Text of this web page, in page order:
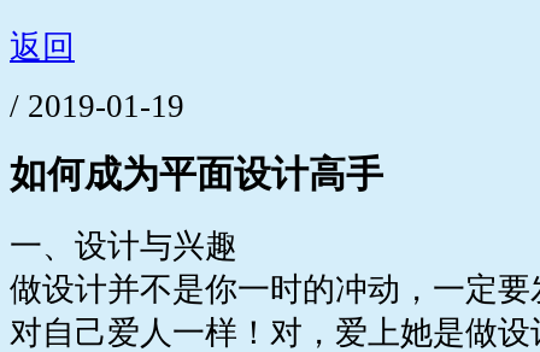
返回
/ 2019-01-19
如何成为平面设计高手
一、设计与兴趣
做设计并不是你一时的冲动，一定
对自己爱人一样！对，爱上她是做